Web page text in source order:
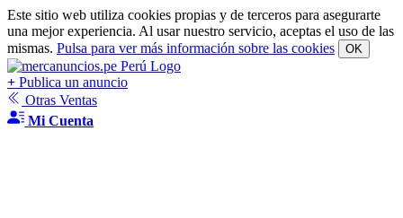
Este sitio web utiliza cookies propias y de terceros para asegurarte
una mejor experiencia. Al usar nuestro servicio, aceptas el uso de las
mismas. Pulsa para ver más información sobre las cookies OK
+ Publica un anuncio
Otras Ventas
Mi Cuenta